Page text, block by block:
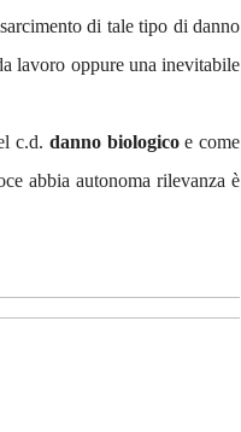
di tale tipo di danno
lavoro oppure una inevitabile
c.d. danno biologicoe come
abbia autonoma rilevanza è